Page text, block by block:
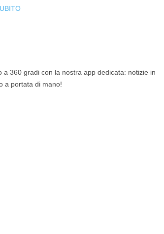
a 360 gradi con la nostra app dedicata: notizie in
a portata di mano!